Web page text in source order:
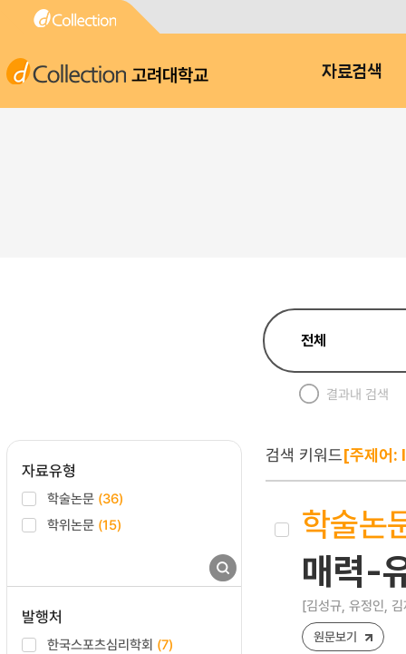
고려대학교 자료검색
결과내 검색
자료유형
학술논문 (36)
학위논문 (15)
발행처
한국스포츠심리학회 (7)
검색 키워드[주제
학술논
매력-
[김성규, 유정인,
원문보기